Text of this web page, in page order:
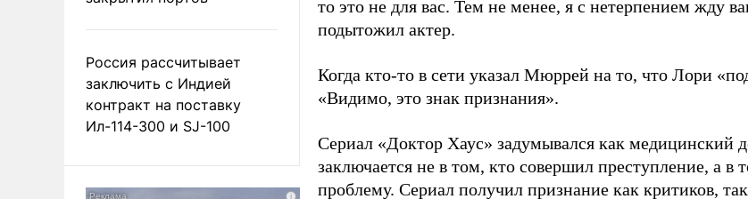
Россия рассчитывает
заключить с Индией
контракт на поставку
Ил-114-300 и SJ-100
то это не для вас. Тем не менее, я с нетерпением жду
подытожил актер.
Когда кто-то в сети указал Мюррей на то, что Лори
«Видимо, это знак признания».
Сериал «Доктор Хаус» задумывался как медицинский
заключается не в том, кто совершил преступление, а в
проблему. Сериал получил признание как критиков,